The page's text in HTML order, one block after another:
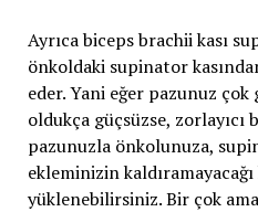
Ayrıca biceps brachii kası
önkoldaki supinator
eder. Yani eğer pazunuz
oldukça güçsüzse,
pazunuzla önkolunuza,
ekleminizin
yüklenebilirsiniz. Bir çok